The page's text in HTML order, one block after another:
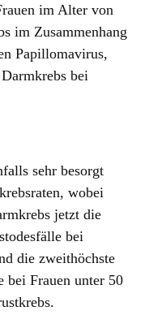
im Alter von
im Zusammenhang
Papillomavirus,
bei
sehr besorgt
wobei
jetzt die
bei
die zweithöchste
bei Frauen unter 50